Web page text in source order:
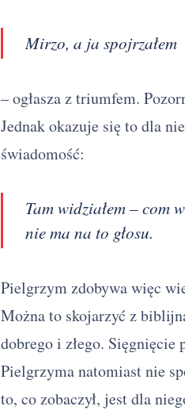
Mirzo, a ja spojrzałem
– ogłasza z triumfem.
Jednak okazuje się to dla
świadomość:
Tam widziałem – com
nie ma na to głosu.
Pielgrzym zdobywa więc
Można to skojarzyć z
dobrego i złego. Sięgnięcie
Pielgrzyma natomiast nie
to, co zobaczył, jest dla